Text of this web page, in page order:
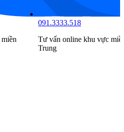
miền
091.3333.518
Tư vấn online khu vực
Trung